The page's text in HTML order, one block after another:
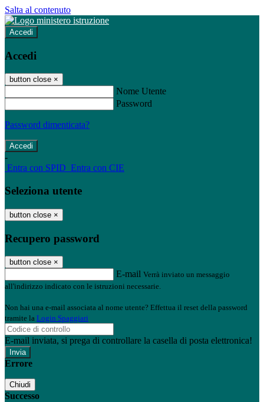
Salta al contenuto
Accedi
Accedi
button close ×
Nome Utente
Password
Password dimenticata?
-
Entra con SPID Entra con CIE
Seleziona utente
button close ×
Recupero password
button close ×
E-mail Verrà inviato un messaggio
all'indirizzo indicato con le istruzioni necessarie.
Non hai una e-mail associata al nome utente? Effettua il reset della password
tramite la Login Spaggiari
E-mail inviata, si prega di controllare la casella di posta elettronica!
Errore
Chiudi
Successo